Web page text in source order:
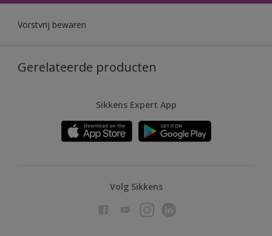
Vorstvrij bewaren
Gerelateerde producten
Sikkens Expert App
Volg Sikkens